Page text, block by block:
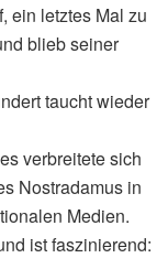
ein letztes Mal zu
blieb seiner
taucht wieder
verbreitete sich
Nostradamus in
Medien.
ist faszinierend: